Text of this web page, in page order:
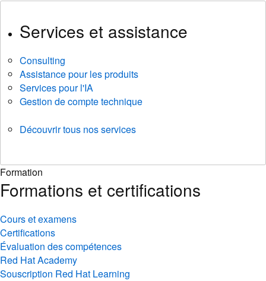
Services et assistance
Consulting
Assistance pour les produits
Services pour l'IA
Gestion de compte technique
Découvrir tous nos services
Formation
Formations et certifications
Cours et examens
Certifications
Évaluation des compétences
Red Hat Academy
Souscription Red Hat Learning